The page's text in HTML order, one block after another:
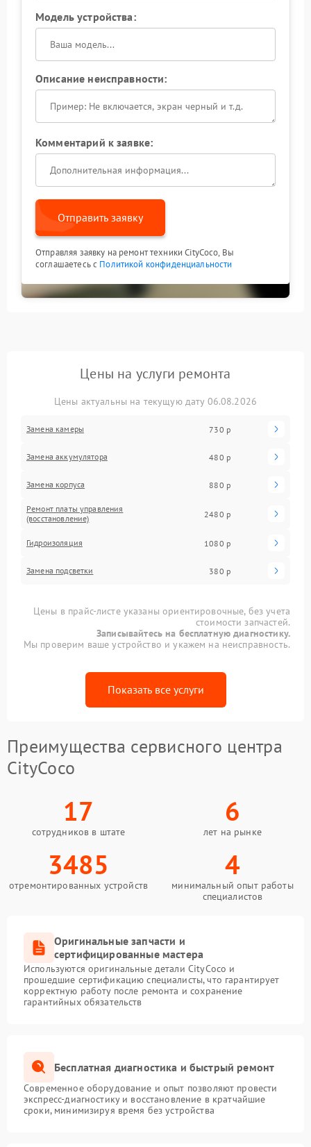
Модель устройства:
Описание неисправности:
Комментарий к заявке:
Отправить заявку
Отправляя заявку на ремонт техники CityCoco, Вы
соглашаетесь с Политикой конфиденциальности
Цены на услуги ремонта
Цены актуальны на текущую дату 06.08.2026
Замена камеры 730 р
Замена аккумулятора 480 р
Замена корпуса 880 р
Ремонт платы управления
(восстановление)
2480 р
Гидроизоляция 1080 р
Замена подсветки 380 р
Цены в прайс-листе указаны ориентировочные, без учета
стоимости запчастей.
Записывайтесь на бесплатную диагностику.
Мы проверим ваше устройство и укажем на неисправность.
Показать все услуги
Преимущества сервисного центра
CityCoco
17
сотрудников в штате
6
лет на рынке
3485
отремонтированных устройств
4
минимальный опыт работы
специалистов
Оригинальные запчасти и
сертифицированные мастера
Используются оригинальные детали CityCoco и
прошедшие сертификацию специалисты, что гарантирует
корректную работу после ремонта и сохранение
гарантийных обязательств
Бесплатная диагностика и быстрый ремонт
Современное оборудование и опыт позволяют провести
экспресс-диагностику и восстановление в кратчайшие
сроки, минимизируя время без устройства